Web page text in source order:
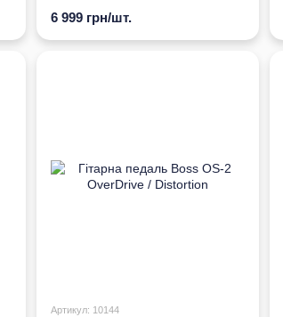
6 999 грн/шт.
Артикул: 10144